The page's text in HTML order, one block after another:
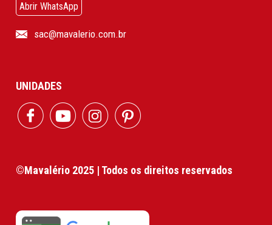
Abrir WhatsApp
sac@mavalerio.com.br
UNIDADES
©Mavalério 2025 | Todos os direitos reservados